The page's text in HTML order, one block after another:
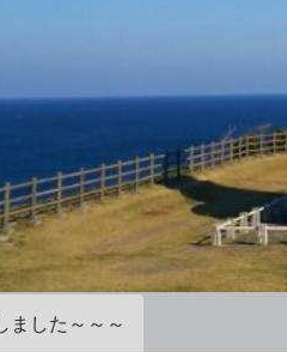
ました～～～